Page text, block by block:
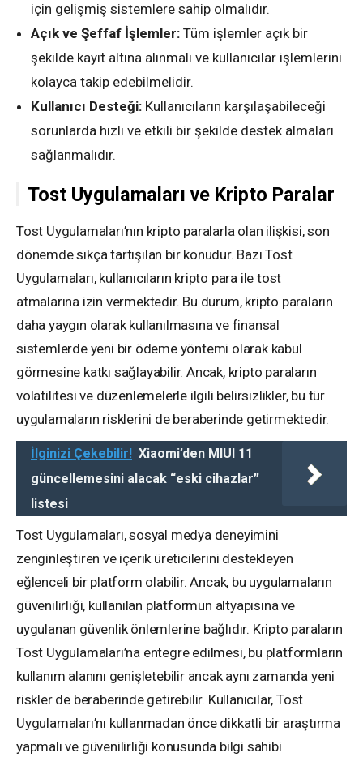
için gelişmiş sistemlere sahip olmalıdır.
Açık ve Şeffaf İşlemler: Tüm işlemler açık bir
şekilde kayıt altına alınmalı ve kullanıcılar işlemlerini
kolayca takip edebilmelidir.
Kullanıcı Desteği: Kullanıcıların karşılaşabileceği
sorunlarda hızlı ve etkili bir şekilde destek almaları
sağlanmalıdır.
Tost Uygulamaları ve Kripto Paralar
Tost Uygulamaları’nın kripto paralarla olan ilişkisi, son
dönemde sıkça tartışılan bir konudur. Bazı Tost
Uygulamaları, kullanıcıların kripto para ile tost
atmalarına izin vermektedir. Bu durum, kripto paraların
daha yaygın olarak kullanılmasına ve finansal
sistemlerde yeni bir ödeme yöntemi olarak kabul
görmesine katkı sağlayabilir. Ancak, kripto paraların
volatilitesi ve düzenlemelerle ilgili belirsizlikler, bu tür
uygulamaların risklerini de beraberinde getirmektedir.
İlginizi Çekebilir! Xiaomi’den MIUI 11
güncellemesini alacak “eski cihazlar”
listesi
Tost Uygulamaları, sosyal medya deneyimini
zenginleştiren ve içerik üreticilerini destekleyen
eğlenceli bir platform olabilir. Ancak, bu uygulamaların
güvenilirliği, kullanılan platformun altyapısına ve
uygulanan güvenlik önlemlerine bağlıdır. Kripto paraların
Tost Uygulamaları’na entegre edilmesi, bu platformların
kullanım alanını genişletebilir ancak aynı zamanda yeni
riskler de beraberinde getirebilir. Kullanıcılar, Tost
Uygulamaları’nı kullanmadan önce dikkatli bir araştırma
yapmalı ve güvenilirliği konusunda bilgi sahibi